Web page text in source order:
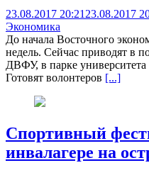
23.08.2017 20:21 23.08.2017
Экономика
До начала Восточного
недель. Сейчас приводят в
ДВФУ, в парке
Готовят волонтеров [...]
Спортивный
инвалагере на